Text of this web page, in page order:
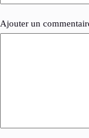
Ajouter un